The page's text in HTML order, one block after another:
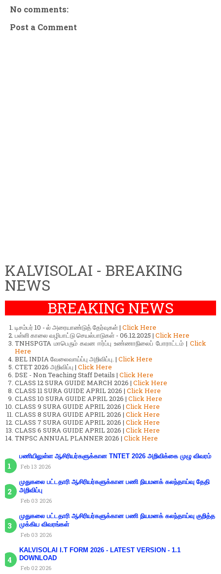
No comments:
Post a Comment
KALVISOLAI - BREAKING
NEWS
BREAKING NEWS
டிசம்பர் 10 - ல் அரையாண்டுத் தேர்வுகள் | Click Here
பள்ளி காலை வழிபாட்டு செயல்பாடுகள் - 06.12.2025 | Click Here
TNHSPGTA மாபெரும் கவன ஈர்ப்பு உண்ணாநிலைப் போராட்டம் | Click
Here
BEL INDIA வேலைவாய்ப்பு அறிவிப்பு. | Click Here
CTET 2026 அறிவிப்பு | Click Here
DSE - Non Teaching Staff Details | Click Here
CLASS 12 SURA GUIDE MARCH 2026 | Click Here
CLASS 11 SURA GUIDE APRIL 2026 | Click Here
CLASS 10 SURA GUIDE APRIL 2026 | Click Here
CLASS 9 SURA GUIDE APRIL 2026 | Click Here
CLASS 8 SURA GUIDE APRIL 2026 | Click Here
CLASS 7 SURA GUIDE APRIL 2026 | Click Here
CLASS 6 SURA GUIDE APRIL 2026 | Click Here
TNPSC ANNUAL PLANNER 2026 | Click Here
பணியிலுள்ள ஆசிரியர்களுக்கான TNTET 2026 அறிவிக்கை முழு விவரம்
Feb 13 2026
முதுகலை பட்டதாரி ஆசிரியர்களுக்கான பணி நியமனக் கலந்தாய்வு தேதி
அறிவிப்பு
Feb 03 2026
முதுகலை பட்டதாரி ஆசிரியர்களுக்கான பணி நியமனக் கலந்தாய்வு குறித்த
முக்கிய விவரங்கள்
Feb 03 2026
KALVISOLAI I.T FORM 2026 - LATEST VERSION - 1.1
DOWNLOAD
Feb 02 2026